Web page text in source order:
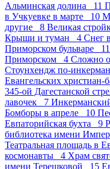
Альминская долина 11
в Учкуевке в марте 10
другие 8 Великая
Крыши и туман 4 Снег
Приморском бульваре 11
Приморском 4 Сложно
Стоунхендж по-
Евангельских христиан-
345-ой Дагестанской
лавочек 7
Бомборы в апреле 10
Евпаторийская бухта 9
библиотека имени
Театральная площадь в
космонавты 4 Храм
имени Терешковой 15